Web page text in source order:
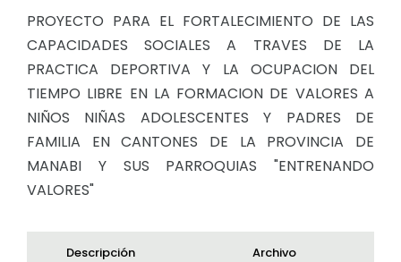
Plan Operativo Anual - POA
Convenios Institucionales
PRESUPUESTO: EJECUCIÓN Y REPORTES
Procesos de contratación
Ejecución Presupuestaria
PROYECTO PARA EL FORTALECIMIENTO DE LAS
CAPACIDADES SOCIALES A TRAVES DE LA
PRACTICA DEPORTIVA Y LA OCUPACION DEL
TIEMPO LIBRE EN LA FORMACION DE VALORES A
NIÑOS NIÑAS ADOLESCENTES Y PADRES DE
FAMILIA EN CANTONES DE LA PROVINCIA DE
MANABI Y SUS PARROQUIAS "ENTRENANDO
VALORES"
Descripción Archivo